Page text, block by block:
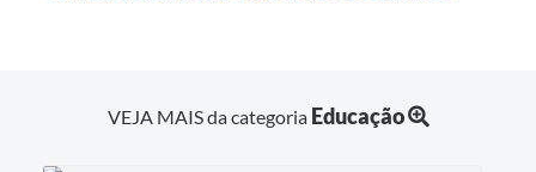
VEJA MAIS da categoria Educação